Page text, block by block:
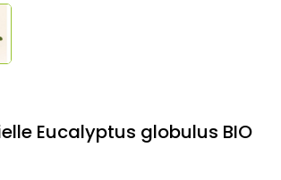
Eucalyptus globulus BIO